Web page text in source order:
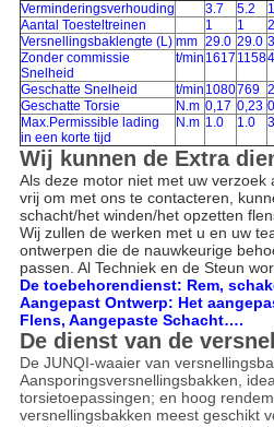
Verminderingsverhouding 3.7 5.2
Aantal Toesteltreinen
1 1 2
Versnellingsbaklengte (L) mm 29.0 29.0
Zonder commissie
Snelheid
t/min 1617 1158
Geschatte Snelheid t/min 1080769
Geschatte Torsie
N.m 0,17 0,23
Max.Permissible lading
in een korte tijd
N.m 1.0 1.0
Wij kunnen de Extra
Als deze motor niet met uw verzoek
vrij om met ons te contacteren,
schacht/het winden/het opzetten
Wij zullen de werken met u en uw
ontwerpen die de nauwkeurige
passen. Al Techniek en de Steun
De toebehorendienst: Rem,
Aangepast Ontwerp: Het
Flens, Aangepaste Schacht….
De dienst van de
De JUNQI-waaier van
Aansporingsversnellingsbakken,
torsietoepassingen; en hoog
versnellingsbakken meest geschikt